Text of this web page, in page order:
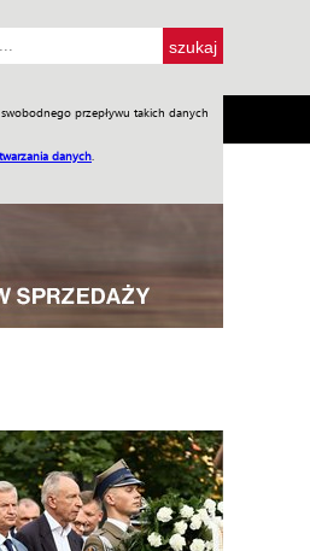
przepływu takich danych
danych
Praca w WIW